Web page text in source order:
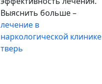
Выяснить больше –
лечение в
наркологической клинике
тверь